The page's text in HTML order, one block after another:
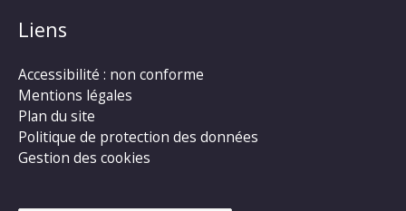
Liens
Accessibilité : non conforme
Mentions légales
Plan du site
Politique de protection des données
Gestion des cookies